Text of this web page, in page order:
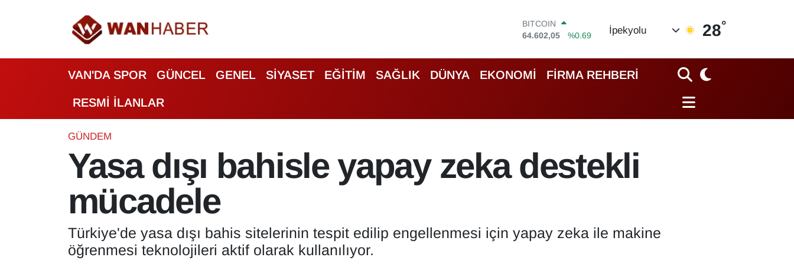
DOLAR
47,5986
%0.06
55,0700
%0.1
STERLİN
64,2438
%0.21
BİST100
64.602,05
%0.69
İpekyolu 28°
VAN'DA SPOR GÜNCEL GENEL SİYASET EĞİTİM SAĞLIK DÜNYA EKONOMİ FİRMA REHBERİ
RESMİ İLANLAR
GÜNDEM
Yasa dışı bahisle yapay zeka destekli
mücadele
Türkiye'de yasa dışı bahis sitelerinin tespit edilip engellenmesi için yapay zeka ile makine
öğrenmesi teknolojileri aktif olarak kullanılıyor.
ASAYİŞ
BİLİM VE TEKNOLOJİ
Biyografi
Bölge Haberleri
Deprem
Dernekler, Odalar
Van Nöbetçi Eczaneler
Van Hava Durumu
Van Namaz Vakitleri
Van Trafik Yoğunluk Haritası
Süper Lig Puan Durumu ve Fikstür
Tüm Manşetler
Son Dakika Haberleri
Haber Arşivi